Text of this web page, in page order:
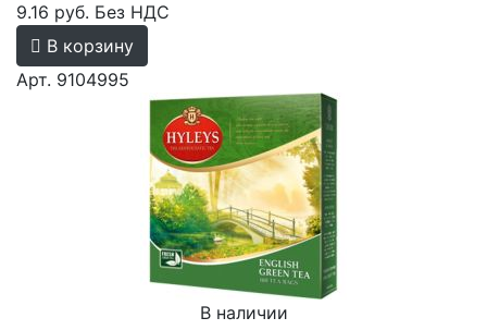
9.16 руб. Без НДС
В корзину
Арт. 9104995
В наличии